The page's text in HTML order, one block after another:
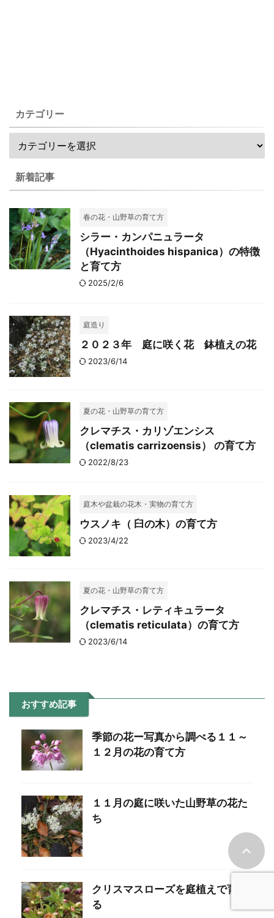
カテゴリー
新着記事
春の花・山野草の育て方
シラー・カンパニュラータ
（Hyacinthoides hispanica）の特徴
と育て方
2025/2/6
庭造り
２０２３年 庭に咲く花 鉢植えの花
2023/6/14
夏の花・山野草の育て方
クレマチス・カリゾエンシス
（clematis carrizoensis） の育て方
2022/8/23
庭木や盆栽の花木・実物の育て方
ウスノキ（ 臼の木）の育て方
2023/4/22
夏の花・山野草の育て方
クレマチス・レティキュラータ
（clematis reticulata）の育て方
2023/6/14
おすすめ記事
季節の花ー写真から調べる１１～
１２月の花の育て方
１１月の庭に咲いた山野草の花た
ち
クリスマスローズを庭植えで育て
る